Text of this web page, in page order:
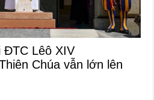
ĐTC Lêô XIV
Chúa vẫn lớn lên